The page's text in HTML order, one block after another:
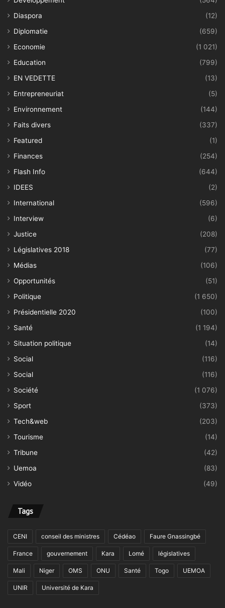
Diaspora
(12)
Diplomatie
(659)
Economie
(1 021)
Education
(799)
EN VEDETTE
(13)
Entrepreneuriat
(5)
Environnement
(144)
Faits divers
(337)
Featured
(1)
Finances
(254)
Flash Info
(644)
IDEES
(2)
International
(596)
Interview
(6)
Justice
(208)
Législatives 2018
(77)
Médias
(106)
Opportunités
(51)
Politique
(1 650)
Présidentielle 2020
(100)
Santé
(1 194)
Situation politique
(14)
Social
(116)
Social
(116)
Société
(1 076)
Sport
(373)
Tech&web
(203)
Tourisme
(14)
Tribune
(42)
Uemoa
(83)
Vidéo
(49)
Tags
CENI conseil des ministres Cédéao Faure Gnassingbé
France gouvernement Kara Lomé législatives
Mali Niger OMS ONU Santé Togo UEMOA
UNIR Université de Kara